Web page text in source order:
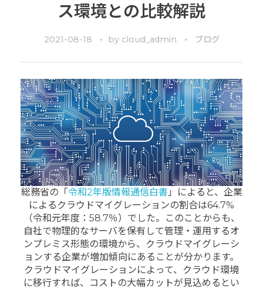
ス環境との比較解説
2021-08-18 by cloud_admin ブログ
総務省の「令和2年版情報通信白書 」によると、企業
によるクラウドマイグレーションの割合は64.7%
（令和元年度：58.7％）でした。
このことからも、
自社で物理的なサーバを保有して管理・運用するオ
ンプレミス形態の環境から、クラウドマイグレーシ
ョンする企業が増加傾向にあることが分かります。
クラウドマイグレーションによって、クラウド環境
に移行すれば、コストの大幅カットが見込めるとい